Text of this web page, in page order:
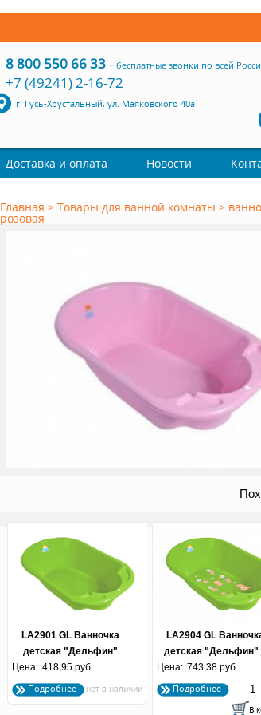
8 800 550 66 33- бесплатные звонки по всей
+7 (49241) 2-16-72
г. Гусь-Хрустальный, ул. Маяковского 40а
Доставка и оплата Новости
Главная > Товары для ванной комнаты >
розовая
LA2901 GL Ванночка
детская "Дельфин"
салатовая
Цена: 418,95 руб.
Подробнее
LA2904 GL
детская "Дельфин"
дизайном салатовый
Цена: 743,38 руб.
Подробнее